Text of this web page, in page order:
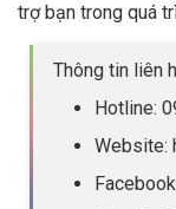
trợ bạn trong quá
Thông tin liên
Hotline:
Website: